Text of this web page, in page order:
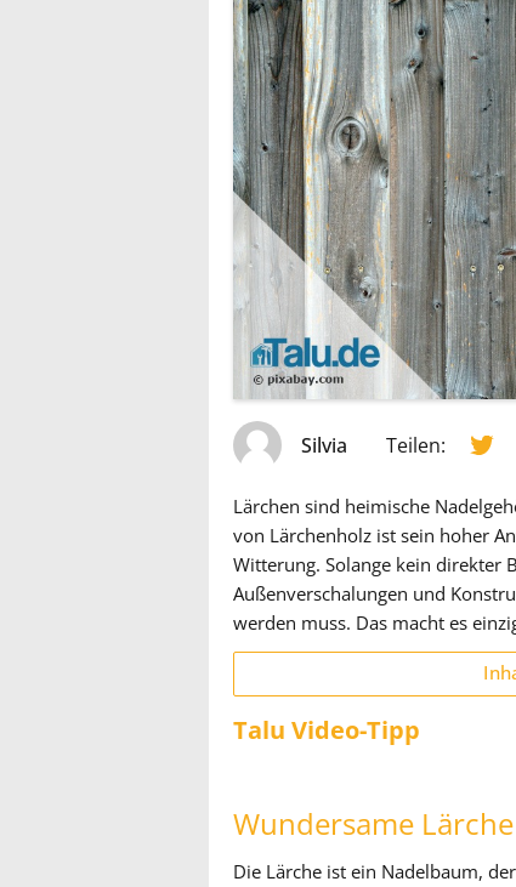
Silvia Teilen:
Lärchen sind heimische
von Lärchenholz ist sein hoher
Witterung. Solange kein direkter
Außenverschalungen und
werden muss. Das macht es
Talu Video-Tipp
Wundersame Lärche
Die Lärche ist ein Nadelbaum,